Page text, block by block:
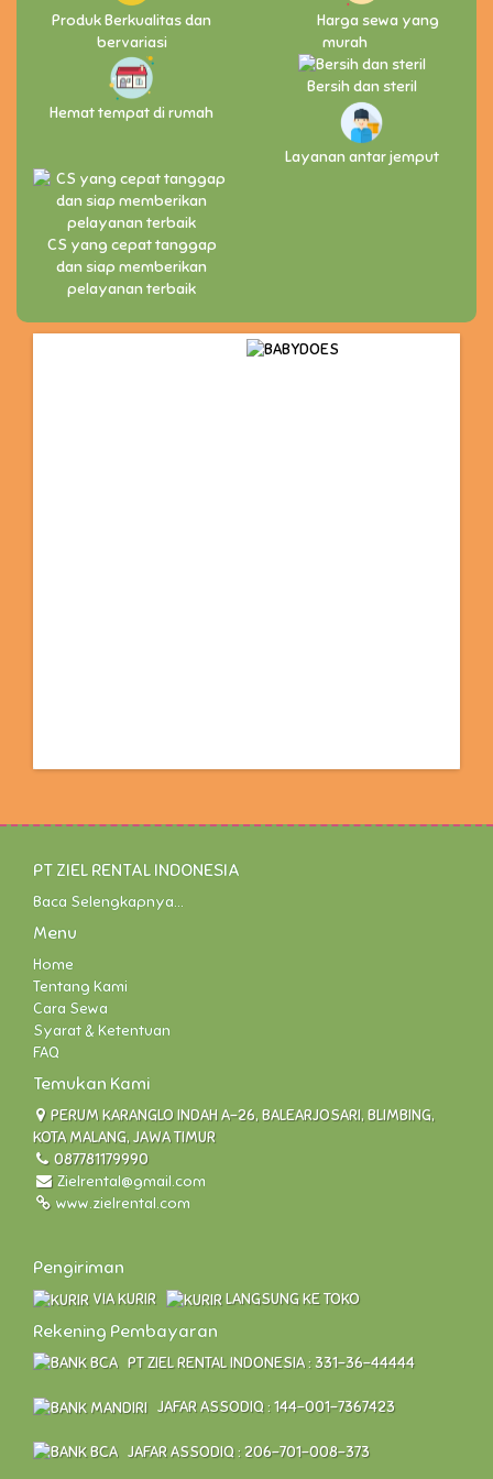
Produk Berkualitas dan
bervariasi
Harga sewa yang
murah
Hemat tempat di rumah
Bersih dan steril
Layanan antar jemput
CS yang cepat tanggap
dan siap memberikan
pelayanan terbaik
PT ZIEL RENTAL INDONESIA
Baca Selengkapnya...
Menu
Home
Tentang Kami
Cara Sewa
Syarat & Ketentuan
FAQ
Temukan Kami
PERUM KARANGLO INDAH A-26, BALEARJOSARI, BLIMBING,
KOTA MALANG, JAWA TIMUR
087781179990
Zielrental@gmail.com
www.zielrental.com
Pengiriman
VIA KURIR LANGSUNG KE TOKO
Rekening Pembayaran
PT ZIEL RENTAL INDONESIA : 331-36-44444
JAFAR ASSODIQ : 144-001-7367423
JAFAR ASSODIQ : 206-701-008-373